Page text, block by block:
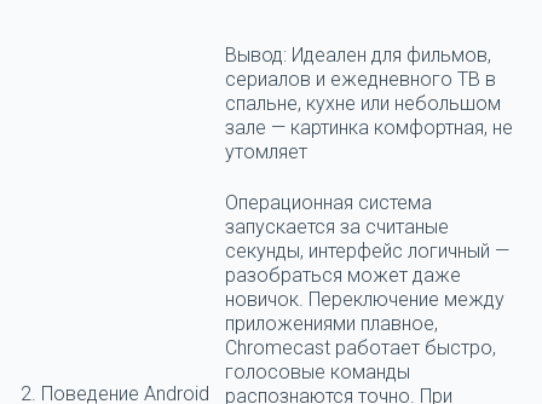
Вывод: Идеален для фильмов,
сериалов и ежедневного ТВ в
спальне, кухне или небольшом
зале — картинка комфортная, не
утомляет
2. Поведение Android
Операционная система
запускается за считаные
секунды, интерфейс логичный —
разобраться может даже
новичок. Переключение между
приложениями плавное,
Chromecast работает быстро,
голосовые команды
распознаются точно. При